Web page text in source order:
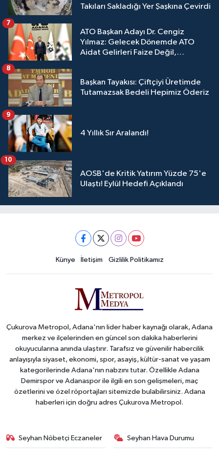
Takıları Sakladığı Yer Şaşkına Çevirdi
ATO Başkan Adayı Dr. Cengiz
Yılmaz: Gelecek Dönemde ATO
Aidat Gelirleri Faize Değil,
7
Başkan Tayakısı: Çiftçiyi Üretimde
Tutamazsak Bedeli Hepimiz Öderiz
8
4 Yıllık Sır Aralandı!
9
AOSB'de Kritik Yatırım Yüzde 75'e
Ulaştı! Eylül Hedefi Açıklandı
10
Künye İletişim Gizlilik Politikamız
Çukurova Metropol, Adana'nın lider haber kaynağı olarak, Adana
merkez ve ilçelerinden en güncel son dakika haberlerini
okuyucularına anında ulaştırır. Tarafsız ve güvenilir habercilik
anlayışıyla siyaset, ekonomi, spor, asayiş, kültür-sanat ve yaşam
kategorilerinde Adana'nın nabzını tutar. Özellikle Adana
Demirspor ve Adanaspor ile ilgili en son gelişmeleri, maç
özetlerini ve özel röportajları sitemizde bulabilirsiniz. Adana
haberleri için doğru adres Çukurova Metropol.
Seyhan Nöbetçi Eczaneler Seyhan Hava Durumu